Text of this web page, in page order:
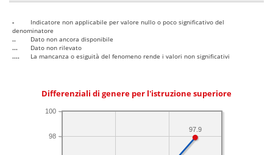
-
Indicatore non applicabile per valore nullo o poco significativo del
denominatore
..
Dato non ancora disponibile
...
Dato non rilevato
....
La mancanza o esiguità del fenomeno rende i valori non significativi
Differenziali di genere per l'istruzione superiore
98
100
97.9